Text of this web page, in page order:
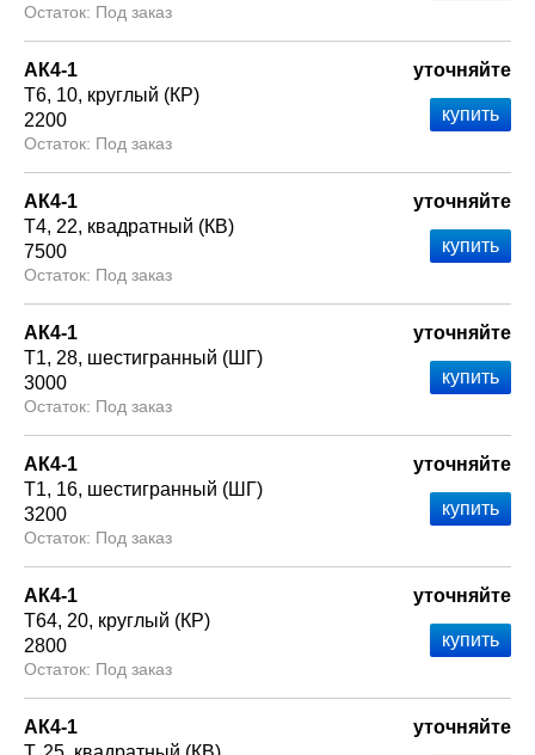
Под заказ
АК4-1
Т6 10 круглый (КР)
2200
Под заказ
уточняйте
АК4-1
Т4 22 квадратный (КВ)
7500
Под заказ
уточняйте
АК4-1
Т1 28 шестигранный (ШГ)
3000
Под заказ
уточняйте
АК4-1
Т1 16 шестигранный (ШГ)
3200
Под заказ
уточняйте
АК4-1
Т64 20 круглый (КР)
2800
Под заказ
уточняйте
АК4-1
уточняйте